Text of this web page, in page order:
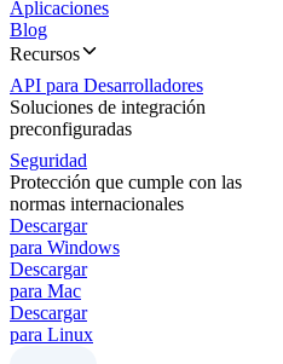
Aplicaciones
Blog
Recursos
API para Desarrolladores
Soluciones de integración
preconfiguradas
Seguridad
Protección que cumple con las
normas internacionales
Descargar
para Windows
Descargar
para Mac
Descargar
para Linux